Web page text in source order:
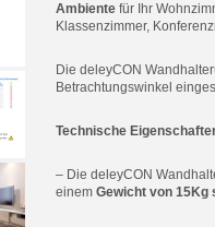
Ambiente für Ihr
Klassenzimmer,
Die deleyCON
Betrachtungswinkel
Technische
– Die deleyCON
einem Gewicht von 15Kg